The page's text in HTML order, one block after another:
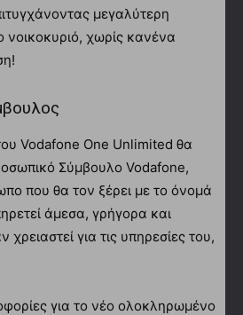
μεγαλύτερη
νοικοκυριό, χωρίς κανένα
Vodafone One Unlimited θα
Σύμβουλο Vodafone,
που θα τον ξέρει με το όνομά
άμεσα, γρήγορα και
χρειαστεί για τις υπηρεσίες του,
για το νέο ολοκληρωμένο